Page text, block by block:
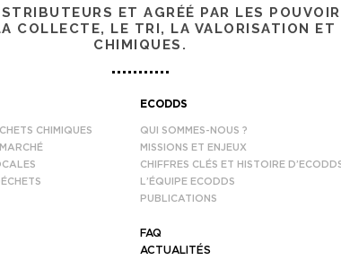
ET AGRÉÉ PAR LES
COLLECTE, LE TRI, LA VALORISATION ET
CHIMIQUES.
CHIMIQUES
ECODDS
QUI SOMMES-NOUS ?
MISSIONS ET ENJEUX
CHIFFRES CLÉS ET HISTOIRE
L’ÉQUIPE ECODDS
PUBLICATIONS
FAQ
ACTUALITÉS